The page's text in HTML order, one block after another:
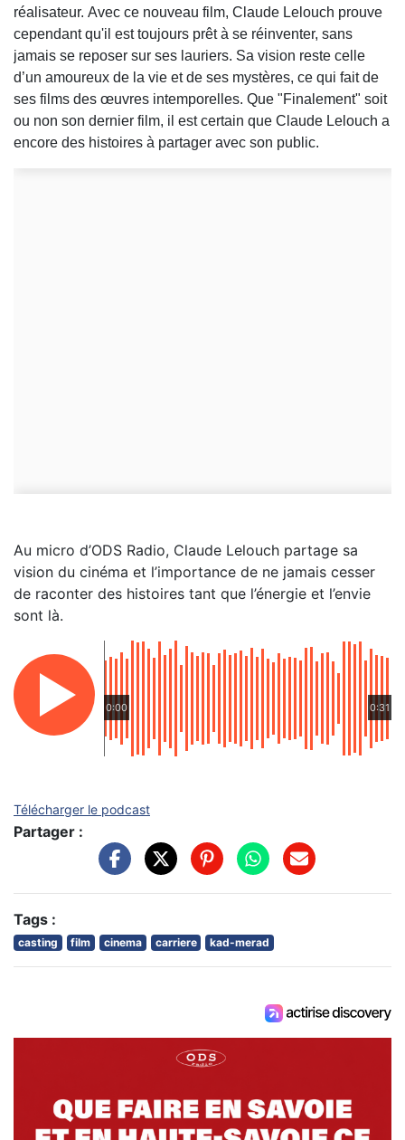
réalisateur. Avec ce nouveau film, Claude Lelouch prouve
cependant qu'il est toujours prêt à se réinventer, sans
jamais se reposer sur ses lauriers. Sa vision reste celle
d’un amoureux de la vie et de ses mystères, ce qui fait de
ses films des œuvres intemporelles. Que "Finalement" soit
ou non son dernier film, il est certain que Claude Lelouch a
encore des histoires à partager avec son public.
Au micro d’ODS Radio, Claude Lelouch partage sa
vision du cinéma et l’importance de ne jamais cesser
de raconter des histoires tant que l’énergie et l’envie
sont là.
0:00 0:31
Télécharger le podcast
Partager :
Tags :
casting film cinema carriere kad-merad